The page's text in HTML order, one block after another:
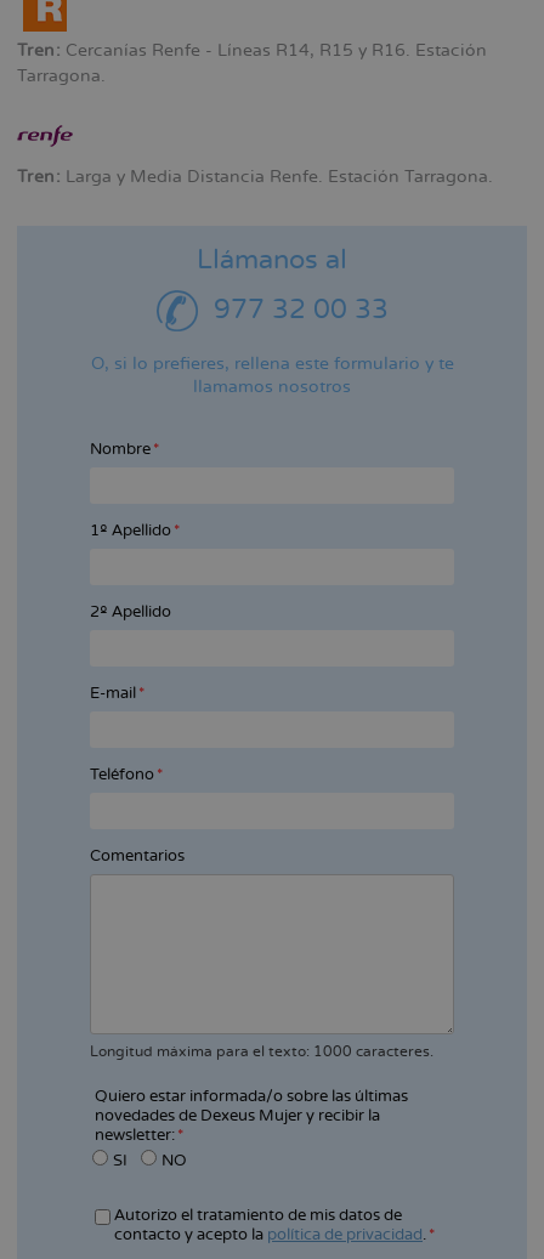
Tren: Cercanías Renfe - Líneas R14, R15 y R16. Estación
Tarragona.
Tren: Larga y Media Distancia Renfe. Estación Tarragona.
Llámanos al
977 32 00 33
O, si lo prefieres, rellena este formulario y te
llamamos nosotros
Nombre
1º Apellido
2º Apellido
E-mail
Teléfono
Comentarios
Longitud máxima para el texto: 1000 caracteres.
Quiero estar informada/o sobre las últimas
novedades de Dexeus Mujer y recibir la
newsletter:
SI
NO
Autorizo el tratamiento de mis datos de
contacto y acepto la política de privacidad.